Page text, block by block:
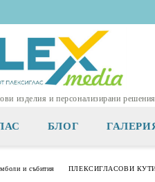
изделия и персонализирани
БЛОГ
и събития ПЛЕКСИГЛАСОВИ